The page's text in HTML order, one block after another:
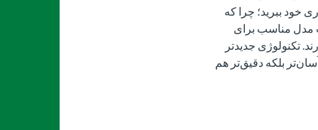
خود ببرید؛ چرا که
مدل مناسب برای
تکنولوژی جدیدتر
بلکه دقیق‌تر هم